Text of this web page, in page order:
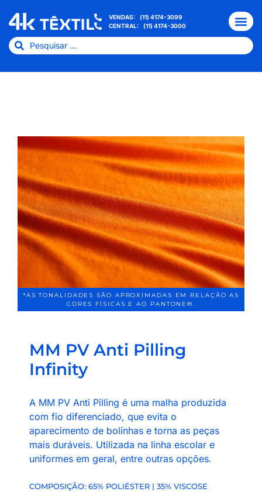
VENDAS:
(11) 4174-3099
CENTRAL:
(11) 4174-3000
*AS TONALIDADES SÃO APROXIMADAS EM RELAÇÃO AS
CORES FÍSICAS E AO PANTONE®.
MM PV Anti Pilling
Infinity
A MM PV Anti Pilling é uma malha produzida
com fio diferenciado, que evita o
aparecimento de bolinhas e torna as peças
mais duráveis. Utilizada na linha escolar e
uniformes em geral, entre outras opções.
COMPOSIÇÃO: 65% POLIÉSTER | 35% VISCOSE